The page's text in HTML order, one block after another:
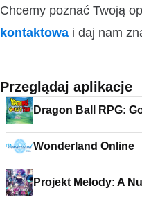
Chcemy poznać Twoją
kontaktowa i daj nam
Przeglądaj aplikacje
Dragon Ball RPG:
Wonderland Online
Projekt Melody: A